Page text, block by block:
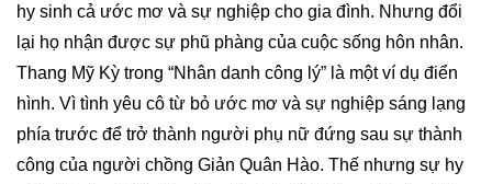
hy sinh cả ước mơ và sự nghiệp cho gia đình. Nhưng đổi
lại họ nhận được sự phũ phàng của cuộc sống hôn nhân.
Thang Mỹ Kỳ trong “Nhân danh công lý” là một ví dụ điển
hình. Vì tình yêu cô từ bỏ ước mơ và sự nghiệp sáng lạng
phía trước để trở thành người phụ nữ đứng sau sự thành
công của người chồng Giản Quân Hào. Thế nhưng sự hy